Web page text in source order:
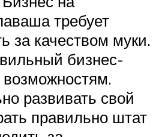
требует
за качеством муки.
бизнес-
развивать свой
правильно штат